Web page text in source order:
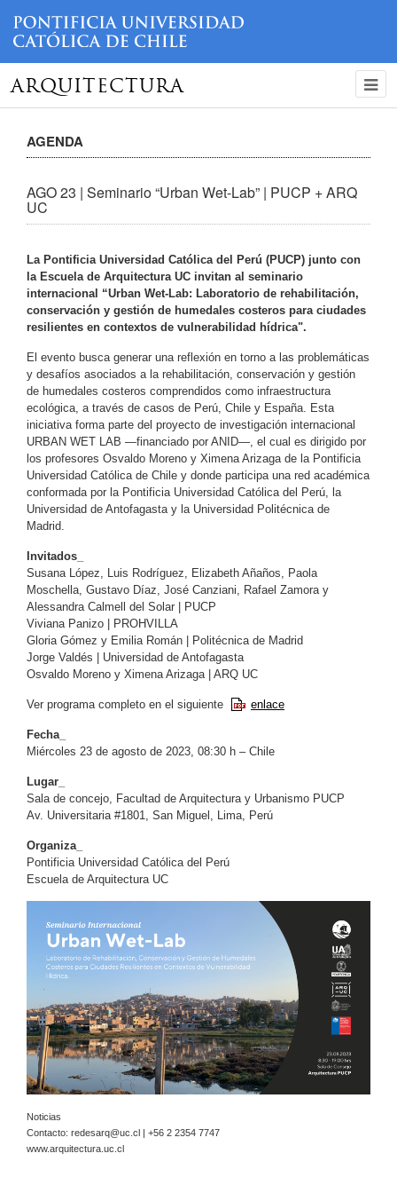
ARQUITECTURA
AGENDA
AGO 23 | Seminario “Urban Wet-Lab” | PUCP + ARQ
UC
La Pontificia Universidad Católica del Perú (PUCP) junto con
la Escuela de Arquitectura UC invitan al seminario
internacional “Urban Wet-Lab: Laboratorio de rehabilitación,
conservación y gestión de humedales costeros para ciudades
resilientes en contextos de vulnerabilidad hídrica".
El evento busca generar una reflexión en torno a las problemáticas
y desafíos asociados a la rehabilitación, conservación y gestión
de humedales costeros comprendidos como infraestructura
ecológica, a través de casos de Perú, Chile y España. Esta
iniciativa forma parte del proyecto de investigación internacional
URBAN WET LAB —financiado por ANID—, el cual es dirigido por
los profesores Osvaldo Moreno y Ximena Arizaga de la Pontificia
Universidad Católica de Chile y donde participa una red académica
conformada por la Pontificia Universidad Católica del Perú, la
Universidad de Antofagasta y la Universidad Politécnica de
Madrid.
Invitados_
Susana López, Luis Rodríguez, Elizabeth Añaños, Paola
Moschella, Gustavo Díaz, José Canziani, Rafael Zamora y
Alessandra Calmell del Solar | PUCP
Viviana Panizo | PROHVILLA
Gloria Gómez y Emilia Román | Politécnica de Madrid
Jorge Valdés | Universidad de Antofagasta
Osvaldo Moreno y Ximena Arizaga | ARQ UC
Ver programa completo en el siguiente enlace
Fecha_
Miércoles 23 de agosto de 2023, 08:30 h – Chile
Lugar_
Sala de concejo, Facultad de Arquitectura y Urbanismo PUCP
Av. Universitaria #1801, San Miguel, Lima, Perú
Organiza_
Pontificia Universidad Católica del Perú
Escuela de Arquitectura UC
Noticias
Contacto: redesarq@uc.cl | +56 2 2354 7747
www.arquitectura.uc.cl